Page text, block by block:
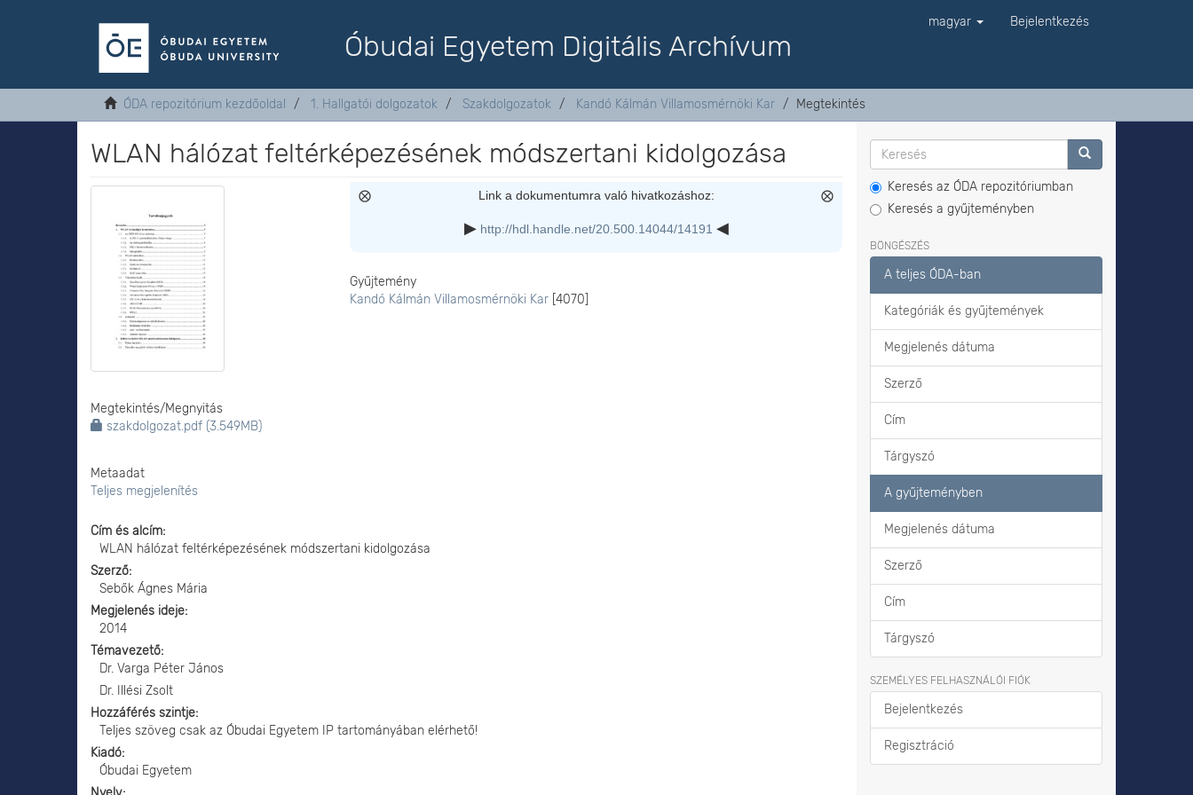
Óbudai Egyetem Digitális Archívum
magyar Bejelentkezés
ÓDA repozitórium kezdőoldal 1. Hallgatói dolgozatok Szakdolgozatok Kandó Kálmán Villamosmérnöki Kar Megtekintés
WLAN hálózat feltérképezésének módszertani kidolgozása
Megtekintés/Megnyitás
szakdolgozat.pdf (3.549MB)
Metaadat
Teljes megjelenítés
Link a dokumentumra való hivatkozáshoz:
http://hdl.handle.net/20.500.14044/14191
Gyűjtemény
Kandó Kálmán Villamosmérnöki Kar [4070]
Cím és alcím
WLAN hálózat feltérképezésének módszertani kidolgozása
Szerző
Sebők Ágnes Mária
Megjelenés ideje
2014
Témavezető
Dr. Varga Péter János
Dr. Illési Zsolt
Hozzáférés szintje
Teljes szöveg csak az Óbudai Egyetem IP tartományában elérhető!
Kiadó
Óbudai Egyetem
Keresés az ÓDA repozitóriumban
Keresés a gyűjteményben
BÖNGÉSZÉS
A teljes ÓDA-ban
Kategóriák és gyűjtemények
Megjelenés dátuma
Szerző
Cím
Tárgyszó
A gyűjteményben
Megjelenés dátuma
Szerző
Cím
Tárgyszó
SZEMÉLYES FELHASZNÁLÓI FIÓK
Bejelentkezés
Regisztráció